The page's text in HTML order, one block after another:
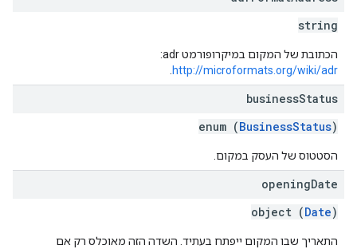
string
הכתובת של המקום במיקרופורמט adr: ‏
http://microformats.org/wiki/adr
businessStatus
enum (BusinessStatus)
הסטטוס של העסק במקום.
openingDate
object (Date)
התאריך שבו המקום ייפתח בעתיד. השדה הזה מאוכלס רק אם